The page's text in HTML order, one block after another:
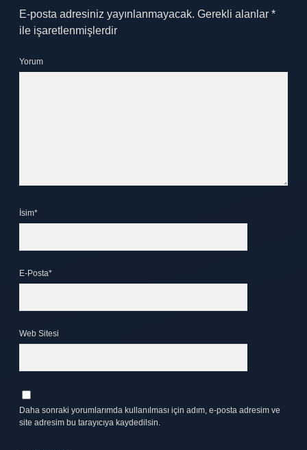
E-posta adresiniz yayınlanmayacak. Gerekli alanlar *
ile işaretlenmişlerdir
Yorum
İsim*
E-Posta*
Web Sitesi
Daha sonraki yorumlarımda kullanılması için adım, e-posta adresim ve
site adresim bu tarayıcıya kaydedilsin.